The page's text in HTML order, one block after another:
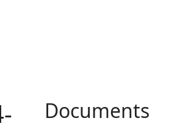
Documents